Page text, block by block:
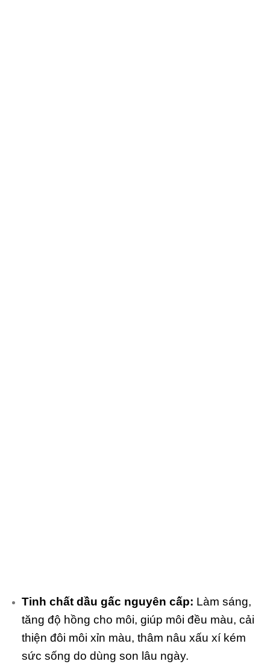
Tinh chất dầu gấc nguyên cấp: Làm sáng,
tăng độ hồng cho môi, giúp môi đều màu, cải
thiện đôi môi xỉn màu, thâm nâu xấu xí kém
sức sống do dùng son lâu ngày.